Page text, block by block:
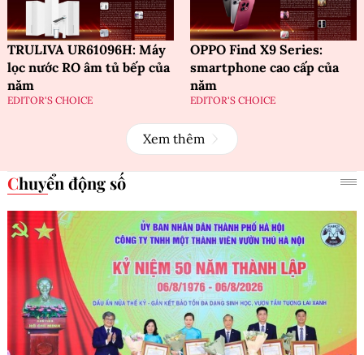
TRULIVA UR61096H: Máy
lọc nước RO âm tủ bếp của
năm
EDITOR'S CHOICE
OPPO Find X9 Series:
smartphone cao cấp của
năm
EDITOR'S CHOICE
Xem thêm
Chuyển động số